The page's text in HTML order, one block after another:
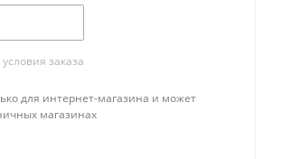
заказа
для интернет-магазина и может
магазинах